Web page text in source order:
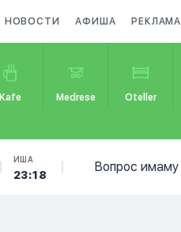
НОВОСТИ АФИША РЕКЛАМА
Kafe Medrese Oteller
ИША
23:18
Вопрос имаму